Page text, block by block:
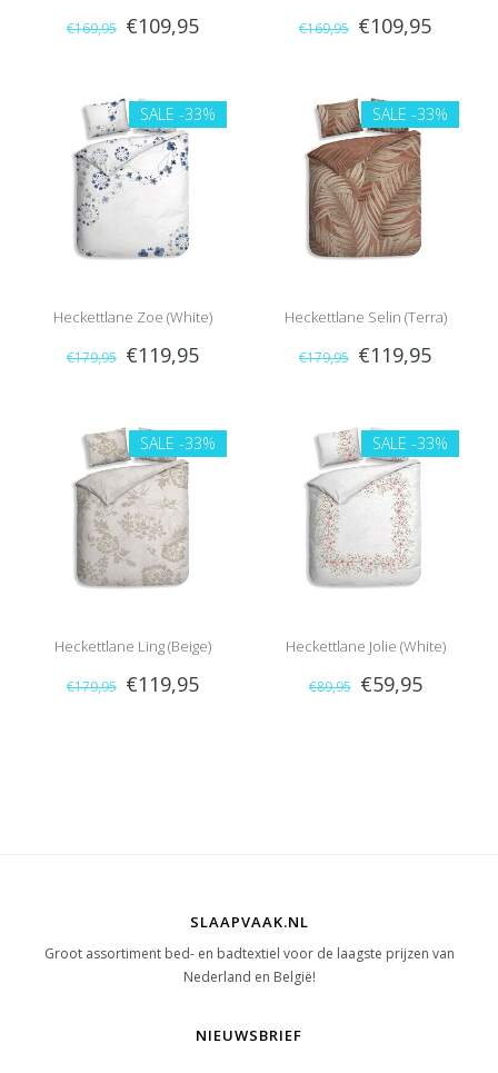
€169,95 €109,95 €169,95 €109,95
SALE -33%
Heckettlane Zoe (White)
€179,95 €119,95
SALE -33%
Heckettlane Selin (Terra)
€179,95 €119,95
SALE -33%
Heckettlane Ling (Beige)
€179,95 €119,95
SALE -33%
Heckettlane Jolie (White)
€89,95 €59,95
SLAAPVAAK.NL
Groot assortiment bed- en badtextiel voor de laagste prijzen van
Nederland en België!
NIEUWSBRIEF